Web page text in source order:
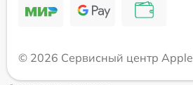
© 2026 Сервисный центр Apple